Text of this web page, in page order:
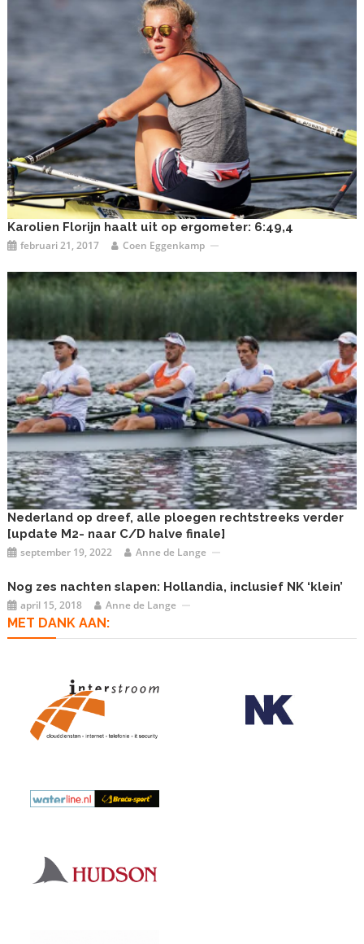
Karolien Florijn haalt uit op ergometer: 6:49,4
februari 21, 2017 Coen Eggenkamp
Nederland op dreef, alle ploegen rechtstreeks verder
[update M2- naar C/D halve finale]
september 19, 2022 Anne de Lange
Nog zes nachten slapen: Hollandia, inclusief NK ‘klein’
april 15, 2018 Anne de Lange
MET DANK AAN: